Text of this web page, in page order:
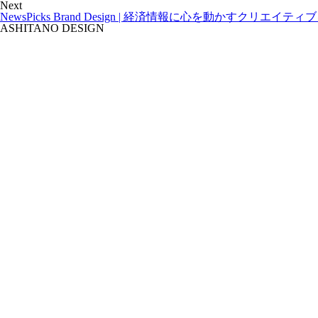
Next
NewsPicks Brand Design | 経済情報に心を動かすクリエイティ
ASHITANO DESIGN